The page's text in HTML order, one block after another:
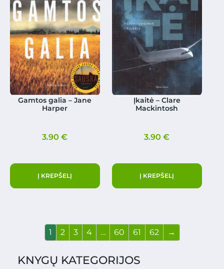
Gamtos galia – Jane
Harper
3.90€
Į KREPŠELĮ
Įkaitė – Clare
Mackintosh
3.90€
Į KREPŠELĮ
1 2 3 4 … 60 61 62 →
KNYGŲ KATEGORIJOS